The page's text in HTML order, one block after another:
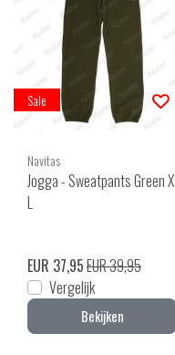
Sale
Navitas
Jogga - Sweatpants Green X
L
EUR 37,95EUR 39,95
Vergelijk
Bekijken